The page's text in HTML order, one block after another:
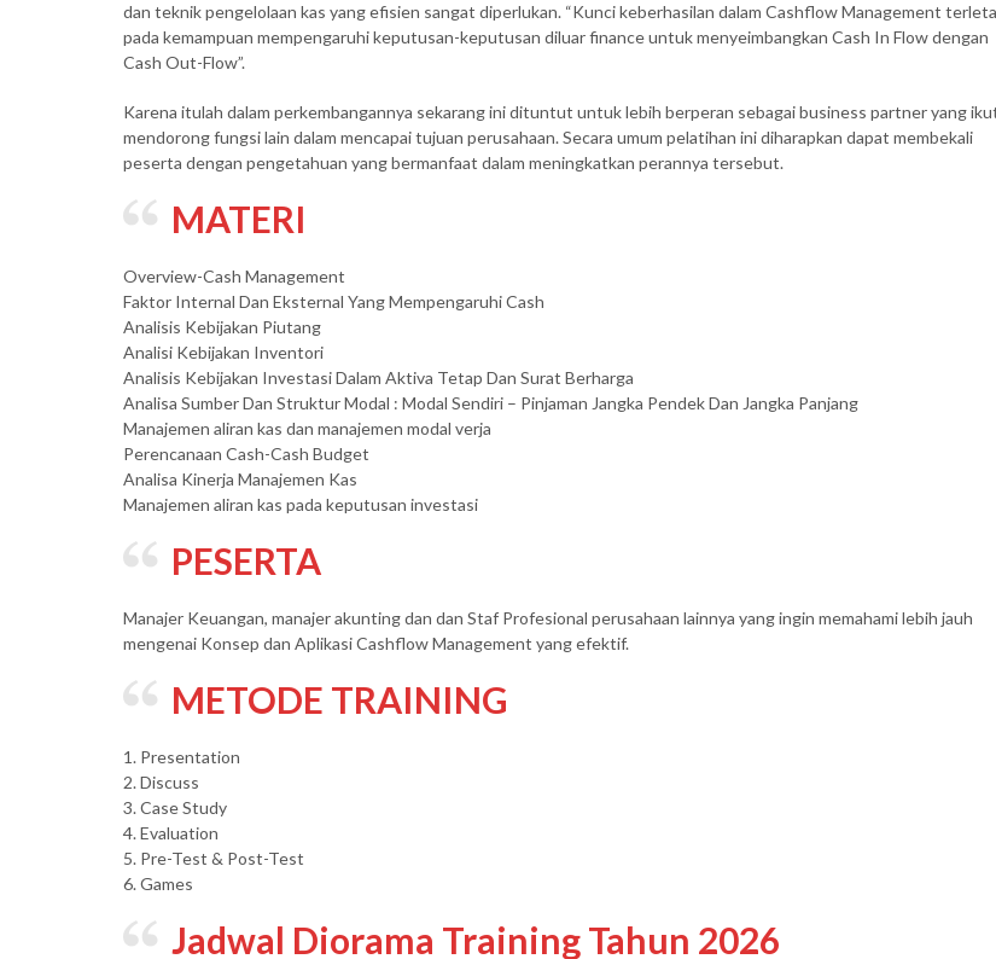
dan teknik pengelolaan kas yang efisien sangat diperlukan. “Kunci keberhasilan dalam Cashflow Management
pada kemampuan mempengaruhi keputusan-keputusan diluar finance untuk menyeimbangkan Cash In Flow dengan
Cash Out-Flow”.
Karena itulah dalam perkembangannya sekarang ini dituntut untuk lebih berperan sebagai business partner yang
mendorong fungsi lain dalam mencapai tujuan perusahaan. Secara umum pelatihan ini diharapkan dapat membekali
peserta dengan pengetahuan yang bermanfaat dalam meningkatkan perannya tersebut.
MATERI
Overview-Cash Management
Faktor Internal Dan Eksternal Yang Mempengaruhi Cash
Analisis Kebijakan Piutang
Analisi Kebijakan Inventori
Analisis Kebijakan Investasi Dalam Aktiva Tetap Dan Surat Berharga
Analisa Sumber Dan Struktur Modal : Modal Sendiri – Pinjaman Jangka Pendek Dan Jangka Panjang
Manajemen aliran kas dan manajemen modal verja
Perencanaan Cash-Cash Budget
Analisa Kinerja Manajemen Kas
Manajemen aliran kas pada keputusan investasi
PESERTA
Manajer Keuangan, manajer akunting dan dan Staf Profesional perusahaan lainnya yang ingin memahami lebih jauh
mengenai Konsep dan Aplikasi Cashflow Management yang efektif.
METODE TRAINING
1. Presentation
2. Discuss
3. Case Study
4. Evaluation
5. Pre-Test & Post-Test
6. Games
Jadwal Diorama Training Tahun 2026